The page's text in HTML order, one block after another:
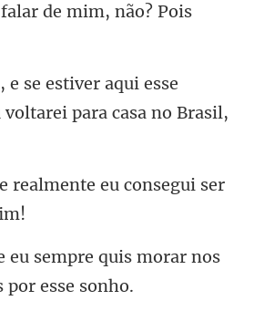
de mim, não? Pois
e se estiver aqui esse
realmente eu consegui ser
eu sempre quis morar nos